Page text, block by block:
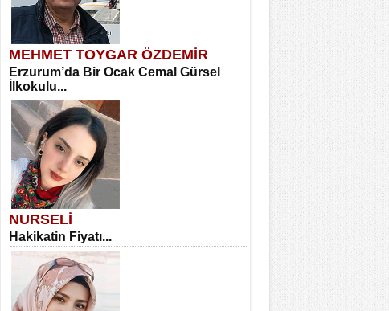
MEHMET TOYGAR ÖZDEMİR
Erzurum’da Bir Ocak Cemal Gürsel
İlkokulu...
NURSELİ
Hakikatin Fiyatı...